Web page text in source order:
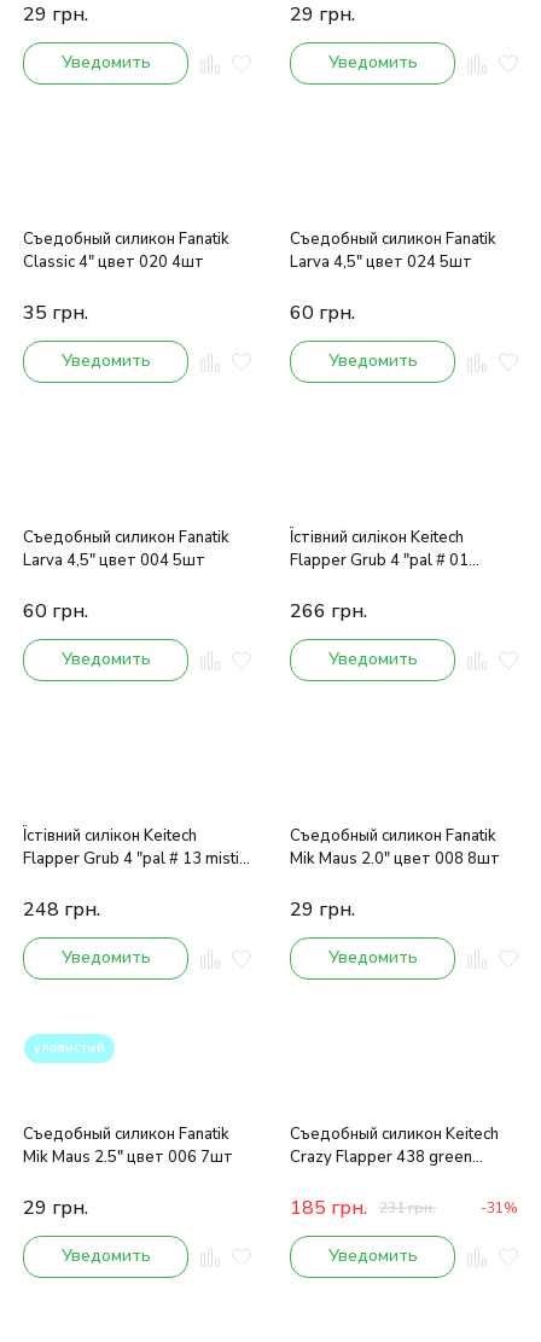
29 грн.
Уведомить
29 грн.
Уведомить
Съедобный силикон Fanatik
Classic 4" цвет 020 4шт
35 грн.
Уведомить
Съедобный силикон Fanatik
Larva 4,5" цвет 024 5шт
60 грн.
Уведомить
Съедобный силикон Fanatik
Larva 4,5" цвет 004 5шт
60 грн.
Уведомить
Їстівний силікон Keitech
Flapper Grub 4 "pal # 01
266 грн.
Уведомить
Їстівний силікон Keitech
Flapper Grub 4 "pal # 13 mistic
248 грн.
Уведомить
Съедобный силикон Fanatik
Mik Maus 2.0" цвет 008 8шт
29 грн.
Уведомить
уловистый
Съедобный силикон Fanatik
Mik Maus 2.5" цвет 006 7шт
29 грн.
Уведомить
Съедобный силикон Keitech
Crazy Flapper 438 green
185 грн. 231грн. -31%
Уведомить